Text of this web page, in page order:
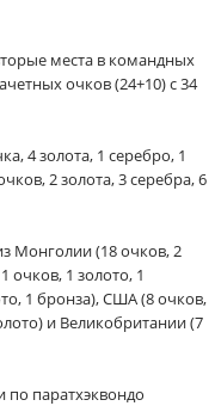
места в командных
очков (24+10) с 34
4 золота, 1 серебро, 1
2 золота, 3 серебра, 6
Монголии (18 очков, 2
очков, 1 золото, 1
1 бронза), США (8 очков,
и Великобритании (7
паратхэквондо